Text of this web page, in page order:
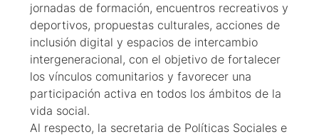
jornadas de formación, encuentros recreativos y
deportivos, propuestas culturales, acciones de
inclusión digital y espacios de intercambio
intergeneracional, con el objetivo de fortalecer
los vínculos comunitarios y favorecer una
participación activa en todos los ámbitos de la
vida social.
Al respecto, la secretaria de Políticas Sociales e